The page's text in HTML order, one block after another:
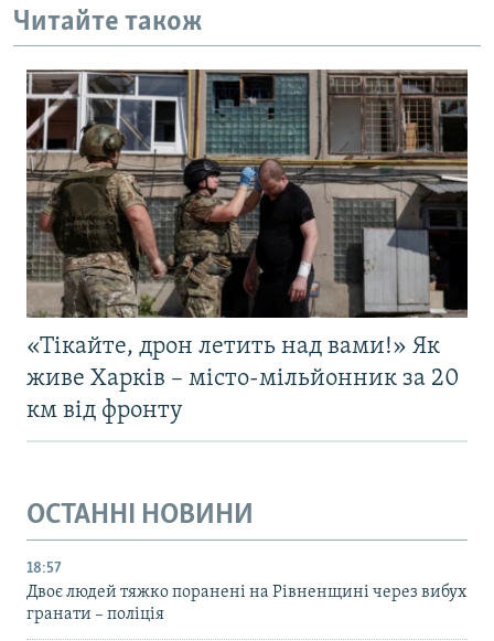
Читайте також
«Тікайте, дрон летить над вами!» Як
живе Харків – місто-мільйонник за 20
км від фронту
ОСТАННІ НОВИНИ
18:57
Двоє людей тяжко поранені на Рівненщині через вибух
гранати – поліція